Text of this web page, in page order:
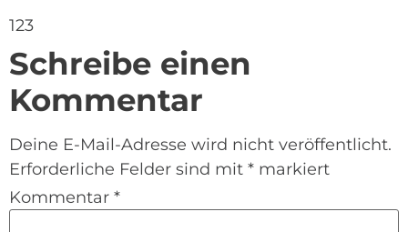
123
Schreibe einen
Kommentar
Deine E-Mail-Adresse wird nicht veröffentlicht.
Erforderliche Felder sind mit * markiert
Kommentar *